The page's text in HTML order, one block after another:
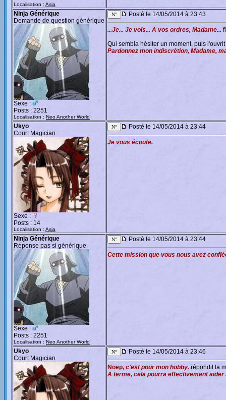
Localisation : Asia
Ninja Générique
Demande de question générique
Sexe :
Posts : 2251
Localisation : Neo Another World
Posté le 14/05/2014 à 23:43
...Je... Je vois... A vos ordres, Madame...
Qui sembla hésiter un moment, puis l'ouvrit
Pardonnez mon indiscrétion, Madame,
Ukyo
Court Magician
Sexe :
Posts : 14
Localisation : Asia
Posté le 14/05/2014 à 23:44
Je vous écoute.
Ninja Générique
Réponse pas si générique
Sexe :
Posts : 2251
Localisation : Neo Another World
Posté le 14/05/2014 à 23:44
Cette mission que vous nous avez
Ukyo
Court Magician
Posté le 14/05/2014 à 23:46
Noep, c'est pour mon hobby. répondit la
A terme, cela pourra effectivement